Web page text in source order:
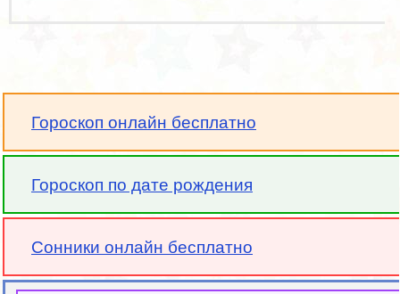
Гороскоп онлайн бесплатно
Гороскоп по дате рождения
Сонники онлайн бесплатно